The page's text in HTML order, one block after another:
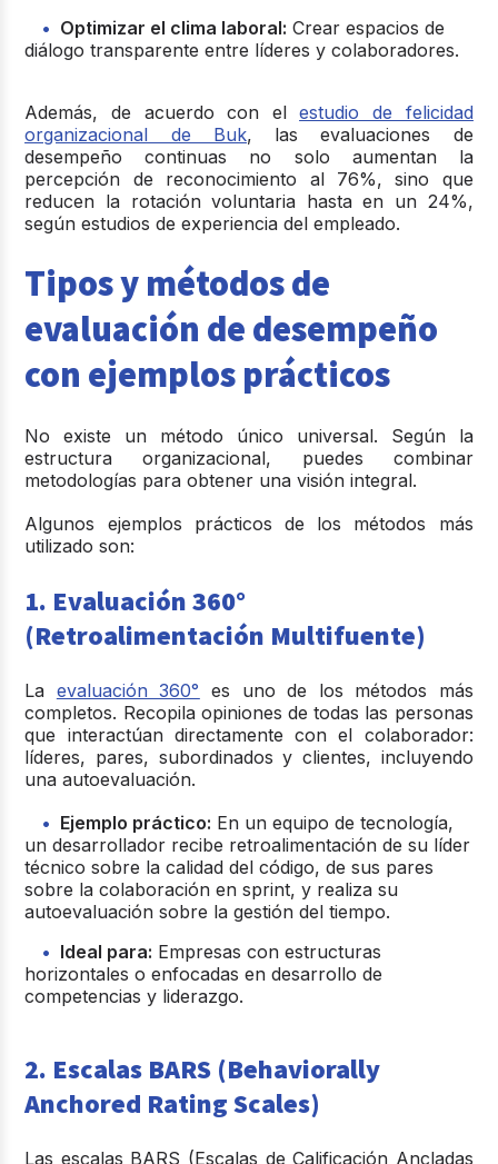
Optimizar el clima laboral: Crear espacios de
diálogo transparente entre líderes y colaboradores.
Además, de acuerdo con elestudio de felicidad
organizacional de Buk, las evaluaciones de
desempeño continuas no solo aumentan la
percepción de reconocimiento al 76%, sino que
reducen la rotación voluntaria hasta en un 24%,
según estudios de experiencia del empleado.
Tipos y métodos de
evaluación de desempeño
con ejemplos prácticos
No existe un método único universal. Según la
estructura organizacional, puedes combinar
metodologías para obtener una visión integral.
Algunos ejemplos prácticos de los métodos más
utilizado son:
1. Evaluación 360°
(Retroalimentación Multifuente)
La evaluación 360° es uno de los métodos más
completos. Recopila opiniones de todas las personas
que interactúan directamente con el colaborador:
líderes, pares, subordinados y clientes, incluyendo
una autoevaluación.
Ejemplo práctico: En un equipo de tecnología,
un desarrollador recibe retroalimentación de su líder
técnico sobre la calidad del código, de sus pares
sobre la colaboración en sprint, y realiza su
autoevaluación sobre la gestión del tiempo.
Ideal para: Empresas con estructuras
horizontales o enfocadas en desarrollo de
competencias y liderazgo.
2. Escalas BARS (Behaviorally
Anchored Rating Scales)
Las escalas BARS (Escalas de Calificación Ancladas